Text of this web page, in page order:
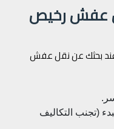
عفش رخيص
بحثك عن نقل عفش
(تجنب التكاليف